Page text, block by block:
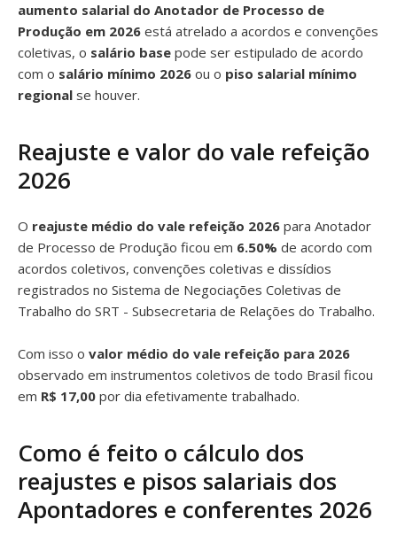
aumento salarial do Anotador de Processo de
Produção em 2026 está atrelado a acordos e convenções
coletivas, o salário base pode ser estipulado de acordo
com o salário mínimo 2026 ou o piso salarial mínimo
regional se houver.
Reajuste e valor do vale refeição
2026
O reajuste médio do vale refeição 2026 para Anotador
de Processo de Produção ficou em 6.50% de acordo com
acordos coletivos, convenções coletivas e dissídios
registrados no Sistema de Negociações Coletivas de
Trabalho do SRT - Subsecretaria de Relações do Trabalho.
Com isso o valor médio do vale refeição para 2026
observado em instrumentos coletivos de todo Brasil ficou
em R$ 17,00 por dia efetivamente trabalhado.
Como é feito o cálculo dos
reajustes e pisos salariais dos
Apontadores e conferentes 2026